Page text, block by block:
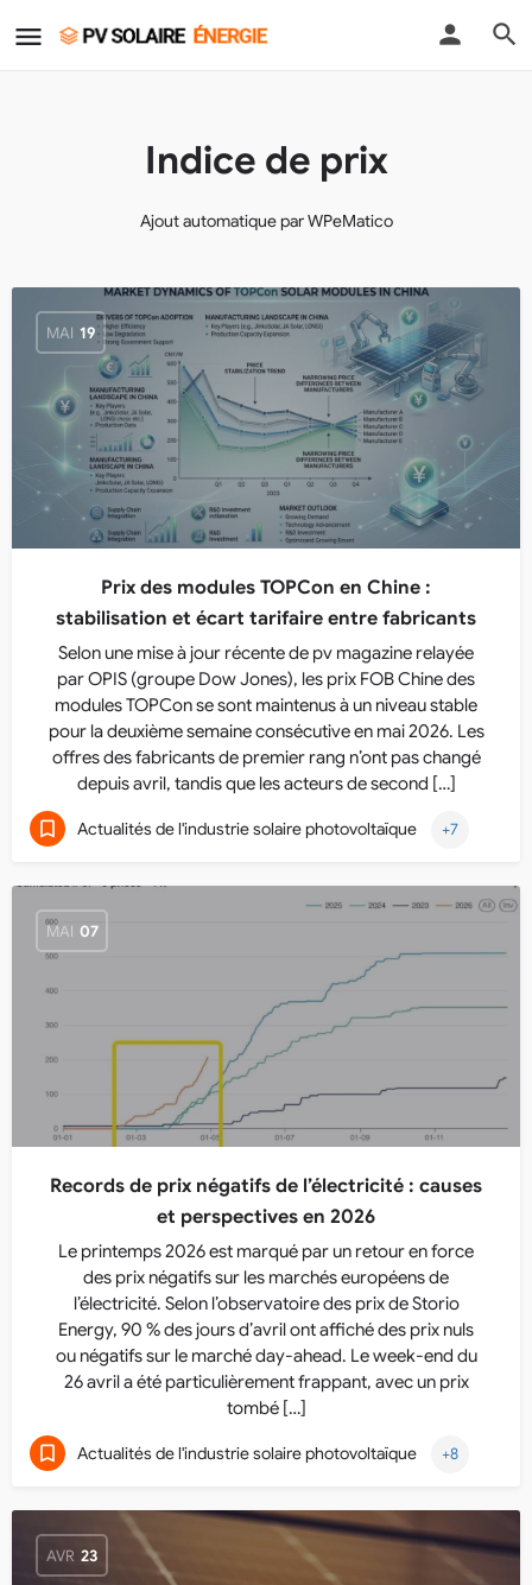
Indice de prix
Ajout automatique par WPeMatico
MAI 19
Prix des modules TOPCon en Chine :
stabilisation et écart tarifaire entre fabricants
Selon une mise à jour récente de pv magazine relayée
par OPIS (groupe Dow Jones), les prix FOB Chine des
modules TOPCon se sont maintenus à un niveau stable
pour la deuxième semaine consécutive en mai 2026. Les
offres des fabricants de premier rang n’ont pas changé
depuis avril, tandis que les acteurs de second […]
Actualités de l'industrie solaire photovoltaïque +7
MAI 07
Records de prix négatifs de l’électricité : causes
et perspectives en 2026
Le printemps 2026 est marqué par un retour en force
des prix négatifs sur les marchés européens de
l’électricité. Selon l’observatoire des prix de Storio
Energy, 90 % des jours d’avril ont affiché des prix nuls
ou négatifs sur le marché day-ahead. Le week-end du
26 avril a été particulièrement frappant, avec un prix
tombé […]
Actualités de l'industrie solaire photovoltaïque +8
AVR 23